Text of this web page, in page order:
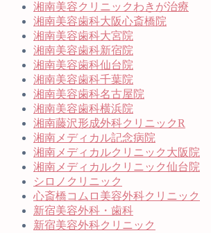
湘南美容クリニックわきが治療
湘南美容歯科大阪心斎橋院
湘南美容歯科大宮院
湘南美容歯科新宿院
湘南美容歯科仙台院
湘南美容歯科千葉院
湘南美容歯科名古屋院
湘南美容歯科横浜院
湘南藤沢形成外科クリニックR
湘南メディカル記念病院
湘南メディカルクリニック大阪院
湘南メディカルクリニック仙台院
シロノクリニック
心斎橋コムロ美容外科クリニック
新宿美容外科・歯科
新宿美容外科クリニック